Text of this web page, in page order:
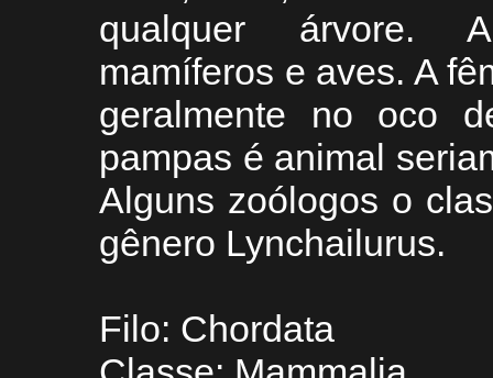
qualquer árvore.
mamíferos e aves. A
geralmente no oco
pampas é animal
Alguns zoólogos o
gênero Lynchailurus.
Filo: Chordata